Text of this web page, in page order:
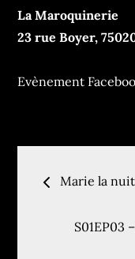
La Maroquinerie
23 rue Boyer,
Evènement
Marie la nuit
S01EP03